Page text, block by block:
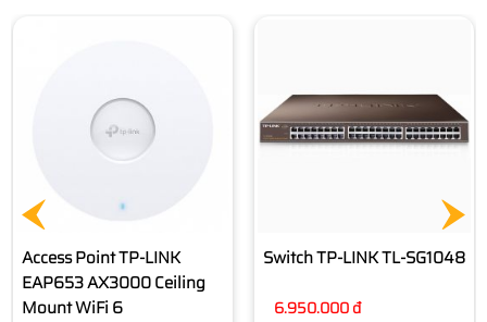
Switch TP-LINK TL-SG1048
6.950.000 đ
2.580.000 đ